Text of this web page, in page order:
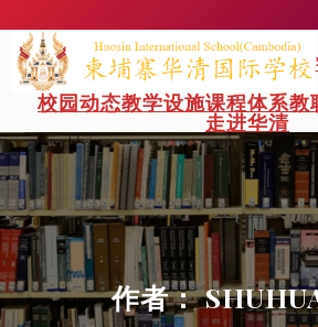
校园动态教学设施课程体系教
走进华清
作者：